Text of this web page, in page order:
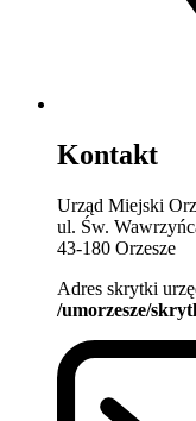
Kontakt
Urząd Miejski
ul. Św.
43-180 Orzesze
Adres skrytki
/umorzesze/